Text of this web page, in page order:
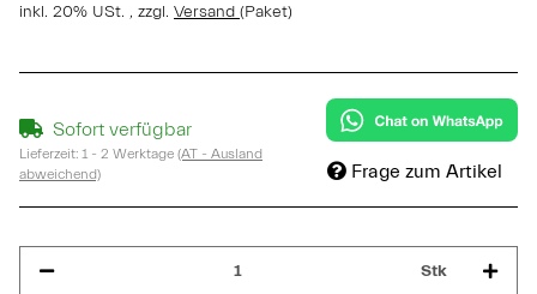
inkl. 20% USt. , zzgl. Versand (Paket)
Sofort verfügbar
Lieferzeit: 1 - 2 Werktage (AT - Ausland
abweichend)
Frage zum Artikel
Stk